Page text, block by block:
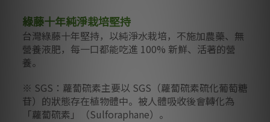
綠藤十年純淨栽培堅持
台灣綠藤十年堅持，以純淨水栽培，不施加農藥、無
營養液肥，每一口都能吃進 100% 新鮮、活著的營
養。
※ SGS：蘿蔔硫素主要以 SGS（蘿蔔硫素硫化葡萄糖
苷）的狀態存在植物體中。被人體吸收後會轉化為
「蘿蔔硫素」（Sulforaphane）。